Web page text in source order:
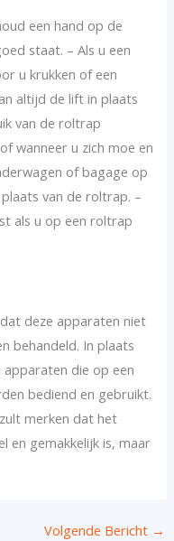
een hand op de
staat. – Als u een
u krukken of een
altijd de lift in plaats
van de roltrap
wanneer u zich moe en
of bagage op
van de roltrap. –
als u op een roltrap
deze apparaten niet
behandeld. In plaats
apparaten die op een
bediend en gebruikt.
merken dat het
en gemakkelijk is, maar
Volgende Bericht →